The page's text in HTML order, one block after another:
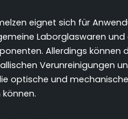
eignet sich für
Laborglaswaren und
Allerdings können
Verunreinigungen
optische und